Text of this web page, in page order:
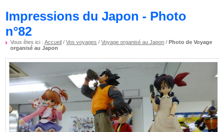
Impressions du Japon - Photo
n°82
Vous êtes ici :Accueil /Vos voyages /Voyage organisé au Japon /Photo de Voyage
organisé au Japon